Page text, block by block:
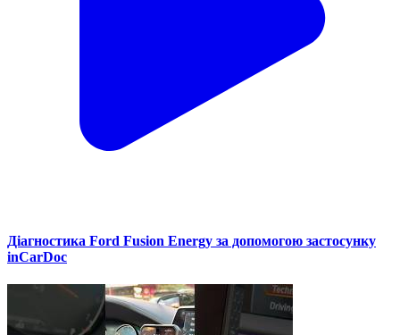
Діагностика Ford Fusion Energy за допомогою застосунку
inCarDoc